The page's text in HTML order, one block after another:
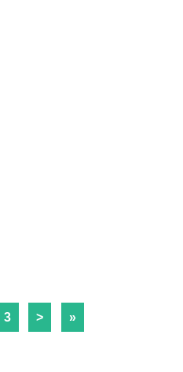
3 > »